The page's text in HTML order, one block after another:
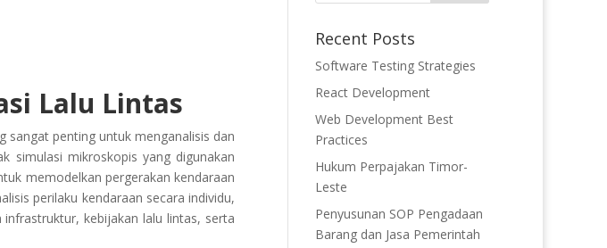
Lalu Lintas
sangat penting untuk menganalisis dan
simulasi mikroskopis yang digunakan
memodelkan pergerakan kendaraan
perilaku kendaraan secara individu,
kebijakan lalu lintas, serta
Recent Posts
Software Testing Strategies
React Development
Web Development Best
Practices
Hukum Perpajakan Timor-
Leste
Penyusunan SOP Pengadaan
Barang dan Jasa Pemerintah